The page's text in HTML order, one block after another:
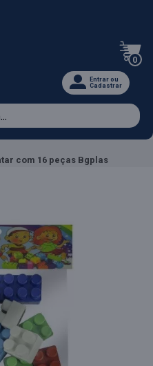
0
Entrar ou
Cadastrar
com 16 peças Bgplas